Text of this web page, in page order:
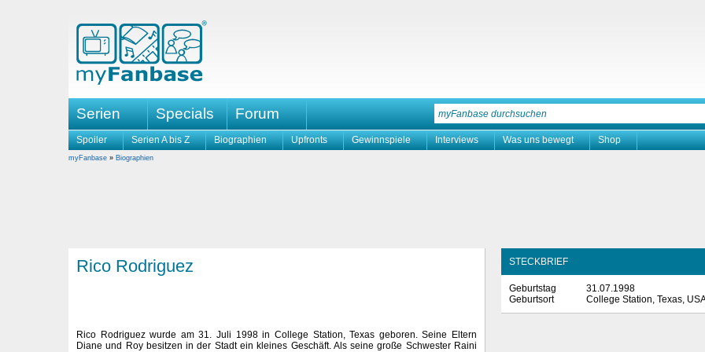
Serien Specials Forum
Spoiler Serien A bis Z Biographien Upfronts Gewinnspiele Interviews Was uns bewegt Shop
myFanbase » Biographien
Rico Rodriguez
Rico Rodriguez wurde am 31. Juli 1998 in College Station, Texas geboren. Seine Eltern
Diane und Roy besitzen in der Stadt ein kleines Geschäft. Als seine große Schwester Raini
STECKBRIEF
Geburtstag
31.07.1998
Geburtsort
College Station, Texas,